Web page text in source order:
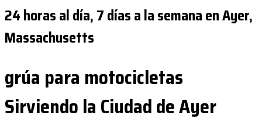
24 horas al día, 7 días a la semana en Ayer,
Massachusetts
grúa para motocicletas
Sirviendo la Ciudad de Ayer